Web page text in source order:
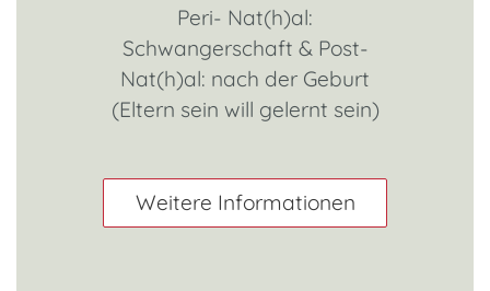
Peri- Nat(h)al:
Schwangerschaft & Post-
Nat(h)al: nach der Geburt
(Eltern sein will gelernt sein)
Weitere Informationen